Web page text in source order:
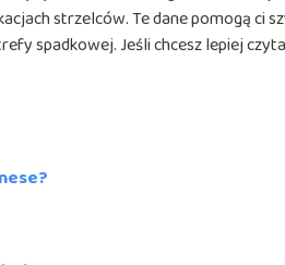
strzelców. Te dane pomogą ci
spadkowej. Jeśli chcesz lepiej